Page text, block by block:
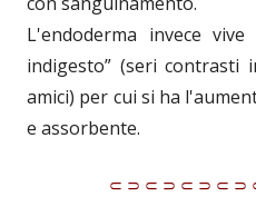
L'endoderma invece
indigesto” (seri contrasti
amici) per cui si ha
e assorbente.